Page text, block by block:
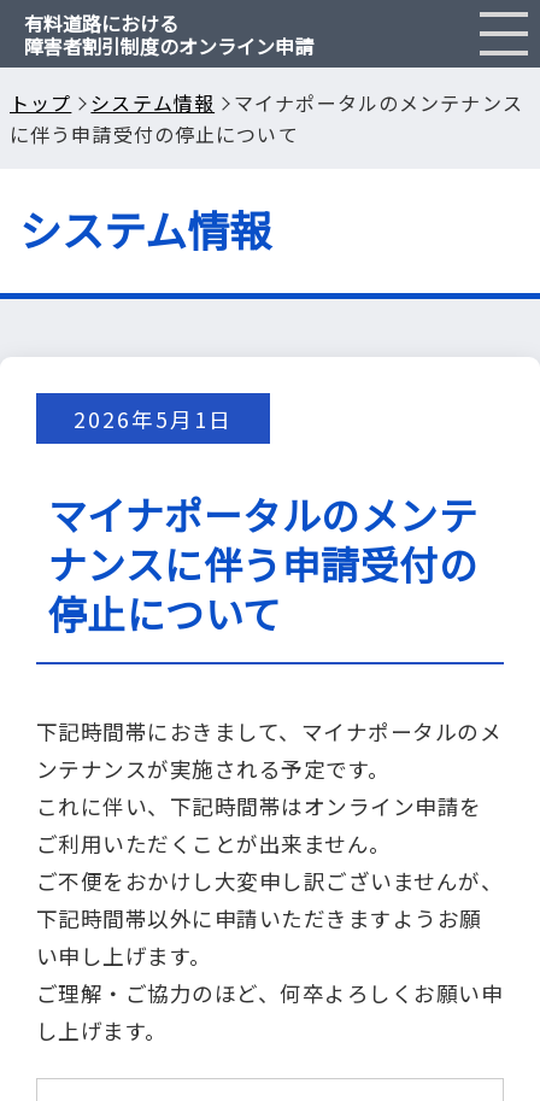
有料道路における
障害者割引制度のオンライン申請
障害者割引とは
Q & A
トップ システム情報
マイナポータルのメンテナンス
に伴う申請受付の停止について
システム情報
2026年5月1日
マイナポータルのメンテ
ナンスに伴う申請受付の
停止について
下記時間帯におきまして、マイナポータルのメ
ンテナンスが実施される予定です。
これに伴い、下記時間帯はオンライン申請を
ご利用いただくことが出来ません。
ご不便をおかけし大変申し訳ございませんが、
下記時間帯以外に申請いただきますようお願
い申し上げます。
ご理解・ご協力のほど、何卒よろしくお願い申
し上げます。